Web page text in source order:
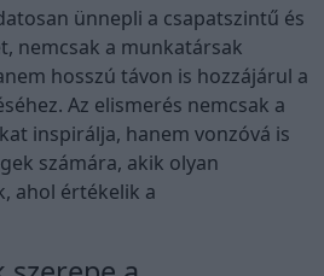
ünnepli a csapatszintű és
nemcsak a munkatársak
hosszú távon is hozzájárul a
Az elismerés nemcsak a
inspirálja, hanem vonzóvá is
számára, akik olyan
ahol értékelik a